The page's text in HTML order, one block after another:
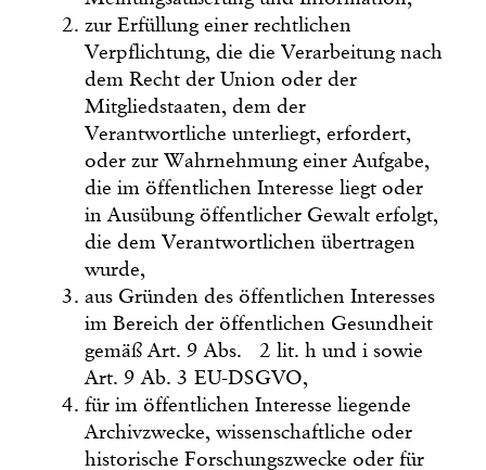
zur Erfüllung einer rechtlichen
Verpflichtung, die die Verarbeitung nach
dem Recht der Union oder der
Mitgliedstaaten, dem der
Verantwortliche unterliegt, erfordert,
oder zur Wahrnehmung einer Aufgabe,
die im öffentlichen Interesse liegt oder
in Ausübung öffentlicher Gewalt erfolgt,
die dem Verantwortlichen übertragen
wurde,
aus Gründen des öffentlichen Interesses
im Bereich der öffentlichen Gesundheit
gemäß Art. 9 Abs. 2 lit. h und i sowie
Art. 9 Ab. 3 EU-DSGVO,
für im öffentlichen Interesse liegende
Archivzwecke, wissenschaftliche oder
historische Forschungszwecke oder für